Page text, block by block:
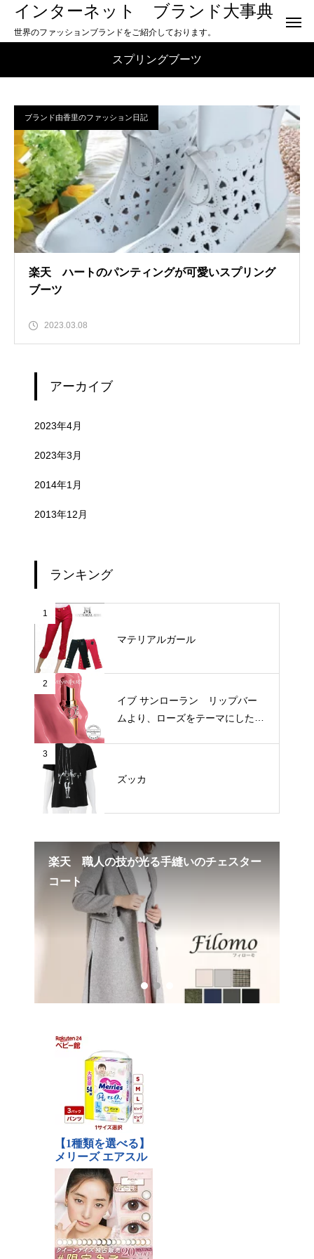
インターネット ブランド大事典
世界のファッションブランドをご紹介しております。
スプリングブーツ
ブランド由香里のファッション日記
楽天 ハートのパンティングが可愛いスプリング
ブーツ
2023.03.08
アーカイブ
2023年4月
2023年3月
2014年1月
2013年12月
ランキング
1
マテリアルガール
2
イブ サンローラン リップバー
ムより、ローズをテーマにした新
3
ズッカ
楽天 職人の技が光る手縫いのチェスター
コート